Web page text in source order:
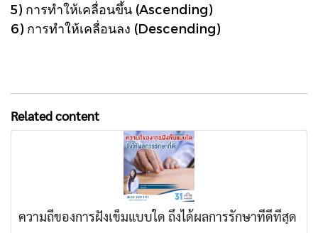
5) การทำให้เคลื่อนขึ้น (Ascending)
6) การทำให้เคลื่อนลง (Descending)
Related content
ความถี่ของการฝังเข็มแบบใด ถึงได้ผลการรักษาที่ดีที่สุด